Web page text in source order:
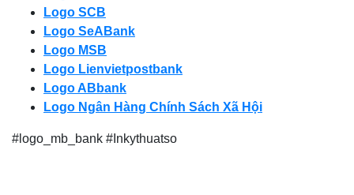
Logo SCB
Logo SeABank
Logo MSB
Logo Lienvietpostbank
Logo ABbank
Logo Ngân Hàng Chính Sách Xã Hội
#logo_mb_bank #Inkythuatso